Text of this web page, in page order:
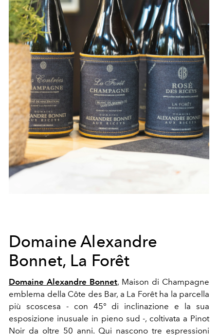
Domaine Alexandre
Bonnet, La Forêt
Domaine Alexandre Bonnet, Maison di Champagne
emblema della Côte des Bar, a La Forêt ha la parcella
più scoscesa - con 45° di inclinazione e la sua
esposizione inusuale in pieno sud -, coltivata a Pinot
Noir da oltre 50 anni. Qui nascono tre espressioni